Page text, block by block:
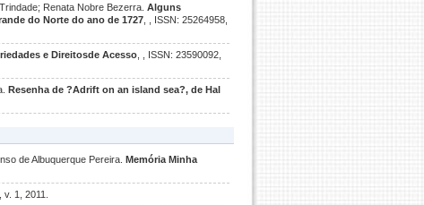
Renata Nobre Bezerra. Alguns
do Norte do ano de 1727 , , ISSN: 25264958,
e Direitosde Acesso , , ISSN: 23590092,
Resenha de ?Adrift on an island sea?, de Hal
de Albuquerque Pereira. Memória Minha
v. 1, 2011.